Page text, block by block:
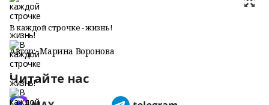
В каждой строчке - жизнь!
Автор: Марина Воронова
Читайте нас